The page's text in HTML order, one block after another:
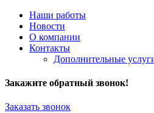
Наши работы
Новости
О компании
Контакты
Дополнительные
Закажите обратный звонок!
Заказать звонок